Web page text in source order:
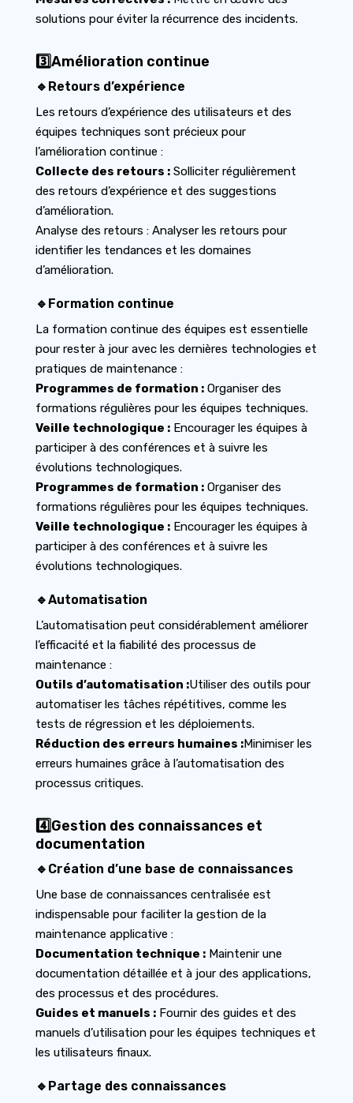
solutions pour éviter la récurrence des incidents.
3️⃣Amélioration continue
🔹Retours d’expérience
Les retours d’expérience des utilisateurs et des
équipes techniques sont précieux pour
l’amélioration continue :
Collecte des retours :Solliciter régulièrement
des retours d’expérience et des suggestions
d’amélioration.
Analyse des retours : Analyser les retours pour
identifier les tendances et les domaines
d’amélioration.
🔹Formation continue
La formation continue des équipes est essentielle
pour rester à jour avec les dernières technologies et
pratiques de maintenance :
Programmes de formation :Organiser des
formations régulières pour les équipes techniques.
Veille technologique :Encourager les équipes à
participer à des conférences et à suivre les
évolutions technologiques.
Programmes de formation :Organiser des
formations régulières pour les équipes techniques.
Veille technologique :Encourager les équipes à
participer à des conférences et à suivre les
évolutions technologiques.
🔹Automatisation
L’automatisation peut considérablement améliorer
l’efficacité et la fiabilité des processus de
maintenance :
Outils d’automatisation :Utiliser des outils pour
automatiser les tâches répétitives, comme les
tests de régression et les déploiements.
Réduction des erreurs humaines :Minimiser les
erreurs humaines grâce à l’automatisation des
processus critiques.
4️⃣Gestion des connaissances et
documentation
🔹Création d’une base de connaissances
Une base de connaissances centralisée est
indispensable pour faciliter la gestion de la
maintenance applicative :
Documentation technique :Maintenir une
documentation détaillée et à jour des applications,
des processus et des procédures.
Guides et manuels :Fournir des guides et des
manuels d’utilisation pour les équipes techniques et
les utilisateurs finaux.
🔹Partage des connaissances